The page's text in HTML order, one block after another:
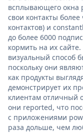
всплывающего окна
свои контакты
контактов) и
до более 6000
кормить на их
визуальный способ
поскольку они
как продукты
демонстрирует их
клиентам отличный
они reported, что
с приложениями
раза дольше, чем